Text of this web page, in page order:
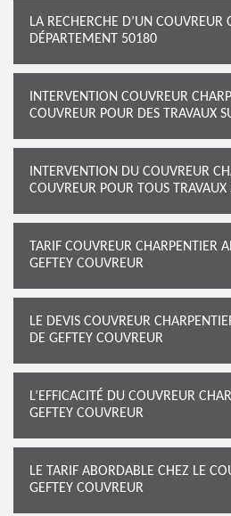
LA RECHERCHE D’UN COUVREUR
DÉPARTEMENT 50180
INTERVENTION COUVREUR
COUVREUR POUR DES TRAVAUX
INTERVENTION DU COUVREUR
COUVREUR POUR TOUS TRAVAUX
TARIF COUVREUR CHARPENTIER
GEFTEY COUVREUR
LE DEVIS COUVREUR
DE GEFTEY COUVREUR
L’EFFICACITÉ DU COUVREUR
GEFTEY COUVREUR
LE TARIF ABORDABLE CHEZ LE
GEFTEY COUVREUR